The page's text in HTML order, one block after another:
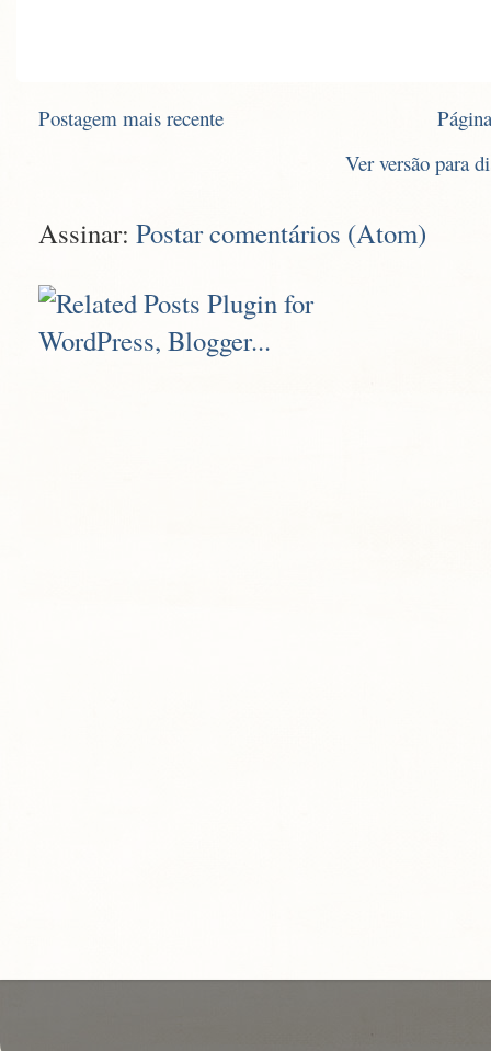
Postagem mais recente
Ver versão para
Assinar: Postar comentários (Atom)